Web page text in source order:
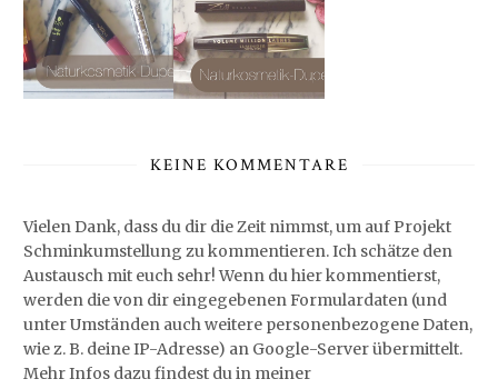
KEINE KOMMENTARE
Vielen Dank, dass du dir die Zeit nimmst, um auf Projekt
Schminkumstellung zu kommentieren. Ich schätze den
Austausch mit euch sehr! Wenn du hier kommentierst,
werden die von dir eingegebenen Formulardaten (und
unter Umständen auch weitere personenbezogene Daten,
wie z. B. deine IP-Adresse) an Google-Server übermittelt.
Mehr Infos dazu findest du in meiner